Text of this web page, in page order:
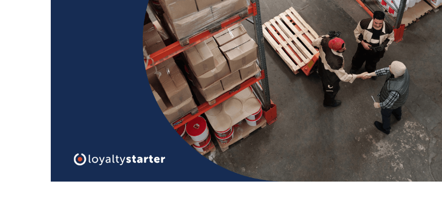
Zainspiruj się case studies z prawdziwych wdrożeń naszych
Opinie
Dowiedz się, co o platformie Loyalty Starter myślą jej
użytkownicy
Programy lojalnościowe krok po kroku
Zobacz przewodnik wprowadzający w temat programów
Baza wiedzy
Dowiedz się więcej o konfiguracji programu
lojalnościowego w Loyalty Starter
Zamów darmową konsultację